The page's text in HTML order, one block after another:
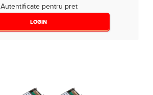
Autentificate pentru pret
LOGIN